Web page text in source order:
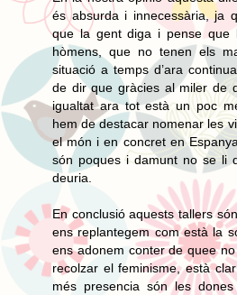
és absurda i innecessària, ja
que la gent diga i pense que
hòmens, que no tenen els
situació a temps d’ara
de dir que gràcies al miler de
igualtat ara tot està un poc
hem de destacar nomenar les
el món i en concret en
són poques i damunt no se li
deuria.
En conclusió aquests tallers
ens replantegem com està la
ens adonem conter de quee
recolzar el feminisme, està
més presencia són les